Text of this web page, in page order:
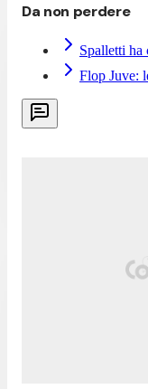
Da non perdere
Spalletti ha
Flop Juve: